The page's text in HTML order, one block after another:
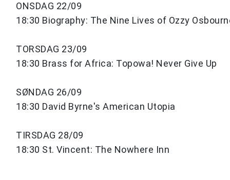
ONSDAG 22/09
18:30 Biography: The Nine Lives of Ozzy
TORSDAG 23/09
18:30 Brass for Africa: Topowa! Never Give Up
SØNDAG 26/09
18:30 David Byrne's American Utopia
TIRSDAG 28/09
18:30 St. Vincent: The Nowhere Inn